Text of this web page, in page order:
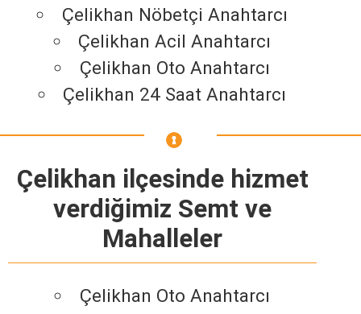
Çelikhan Nöbetçi Anahtarcı
Çelikhan Acil Anahtarcı
Çelikhan Oto Anahtarcı
Çelikhan 24 Saat Anahtarcı
Çelikhan ilçesinde hizmet
verdiğimiz Semt ve
Mahalleler
Çelikhan Oto Anahtarcı